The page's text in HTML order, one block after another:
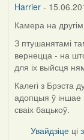
Harrier-
Камера на
З птушанятамі
вернецца - на
для іх выйсця
Калегі з Брэста
адопцыя ў іншае
сваіх бацькоў.
Увайдзіце ці